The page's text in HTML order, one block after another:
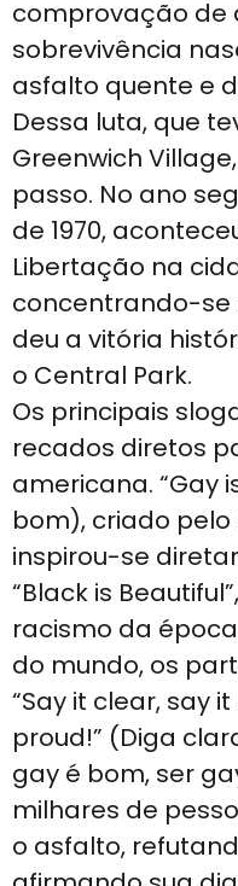
comprovação de
sobrevivência
asfalto quente e
Dessa luta, que
Greenwich
passo. No ano
de 1970,
Libertação na
concentrando-se
deu a vitória
o Central Park.
Os principais
recados diretos
americana. “Gay
bom), criado pelo
inspirou-se
“Black is
racismo da
do mundo, os
“Say it clear, say
proud!” (Diga
gay é bom, ser
milhares de
o asfalto,